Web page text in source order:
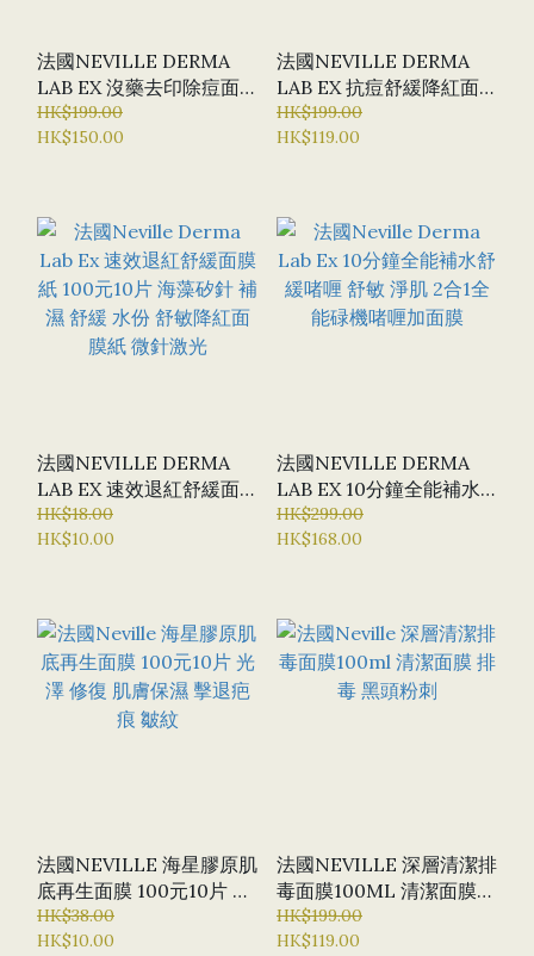
法國NEVILLE DERMA
LAB EX 沒藥去印除痘面
膜500ML 暗瘡 暗瘡淡印
消炎 舒緩
HK$199.00
HK$150.00
法國NEVILLE DERMA
LAB EX 抗痘舒緩降紅面
膜 100ML 治療暗瘡 水油
平衡 舒緩紅腫
HK$199.00
HK$119.00
法國NEVILLE DERMA
LAB EX 速效退紅舒緩面
膜紙 100元10片 海藻矽針
補濕 舒緩 水份 舒敏降紅
HK$18.00
HK$10.00
法國NEVILLE DERMA
LAB EX 10分鐘全能補水
舒緩啫喱 舒敏 淨肌 2合1
全能碌機啫喱加面膜
HK$299.00
HK$168.00
法國NEVILLE 海星膠原肌
底再生面膜 100元10片 光
澤 修復 肌膚保濕 擊退疤
痕 皺紋
HK$38.00
HK$10.00
法國NEVILLE 深層清潔排
毒面膜100ML 清潔面膜
排毒 黑頭粉刺
HK$199.00
HK$119.00